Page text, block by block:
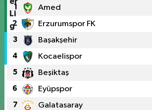
1 Amed
2 Erzurumspor FK
3 Başakşehir
4 Kocaelispor
5 Beşiktaş
6 Eyüpspor
7 Galatasaray